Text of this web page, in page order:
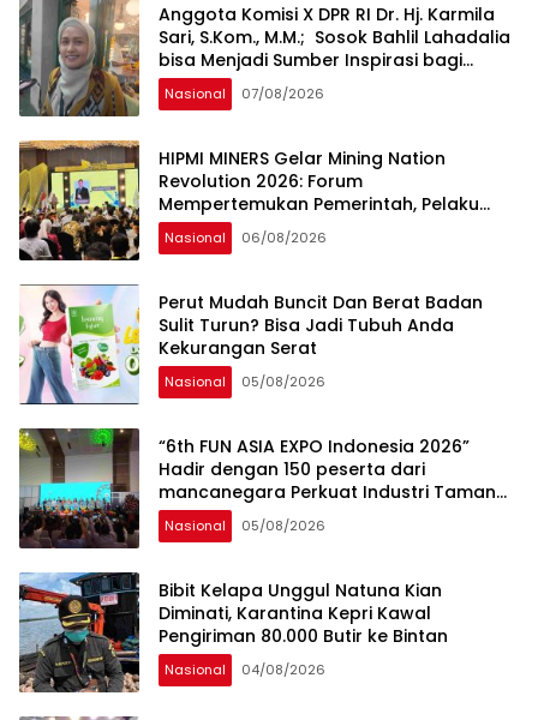
Anggota Komisi X DPR RI Dr. Hj. Karmila
Sari, S.Kom., M.M.; Sosok Bahlil Lahadalia
bisa Menjadi Sumber Inspirasi bagi
Generasi Muda, Pelaku Usaha,
Pemerintah, maupun Pemangku
sama Memberikan Kontribusi bagi
Pembangunan Nasional.
Nasional 07/08/2026
HIPMI MINERS Gelar Mining Nation
Revolution 2026: Forum
Mempertemukan Pemerintah, Pelaku
Industri, Investor, Akademisi, dan
Pengusaha dalam Mendukung
Nasional 06/08/2026
Perut Mudah Buncit Dan Berat Badan
Sulit Turun? Bisa Jadi Tubuh Anda
Kekurangan Serat
Nasional 05/08/2026
“6th FUN ASIA EXPO Indonesia 2026”
Hadir dengan 150 peserta dari
mancanegara Perkuat Industri Taman
Rekreasi dan Ekosistem Pariwisata di
Tanah Air
Nasional 05/08/2026
Bibit Kelapa Unggul Natuna Kian
Diminati, Karantina Kepri Kawal
Pengiriman 80.000 Butir ke Bintan
Nasional 04/08/2026